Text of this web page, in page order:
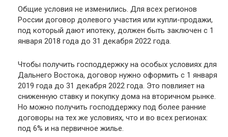
Общие условия не изменились. Для всех регионов
России договор долевого участия или купли-продажи,
под который дают ипотеку, должен быть заключен с 1
января 2018 года до 31 декабря 2022 года.
Чтобы получить господдержку на особых условиях для
Дальнего Востока, договор нужно оформить с 1 января
2019 года до 31 декабря 2022 года. Это повлияет на
сниженную ставку и покупку дома на вторичном рынке.
Но можно получить господдержку под более ранние
договоры на тех же условиях, что и во всех регионах:
под 6% и на первичное жилье.